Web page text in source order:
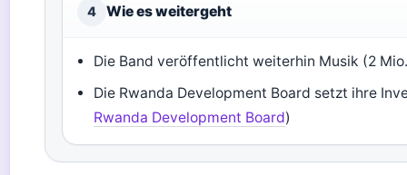
4 Wie es weitergeht
Die Band veröffentlicht weiterhin Musik (2
Die Rwanda Development Board setzt ihre
Rwanda Development Board)